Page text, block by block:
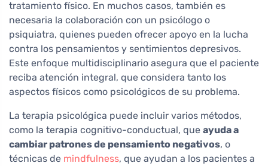
tratamiento físico. En muchos casos, también es
necesaria la colaboración con un psicólogo o
psiquiatra, quienes pueden ofrecer apoyo en la lucha
contra los pensamientos y sentimientos depresivos.
Este enfoque multidisciplinario asegura que el paciente
reciba atención integral, que considera tanto los
aspectos físicos como psicológicos de su problema.
La terapia psicológica puede incluir varios métodos,
como la terapia cognitivo-conductual, que ayuda a
cambiar patrones de pensamiento negativos, o
técnicas de mindfulness, que ayudan a los pacientes a